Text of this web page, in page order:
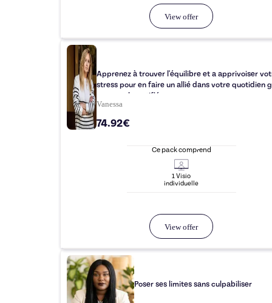
View offer
Apprenez à trouver l'équilibre et a apprivoiser
stress pour en faire un allié dans votre quotidien
une coach certifiée.
Vanessa
74.92€
Ce pack comprend
1Visio
individuelle
View offer
Poser ses limites sans culpabiliser